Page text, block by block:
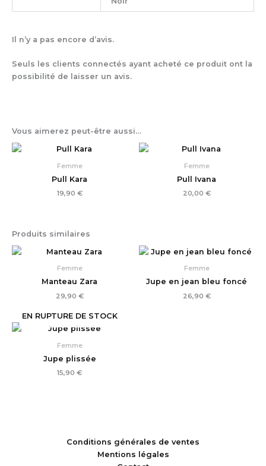
Il n’y a pas encore d’avis.
Seuls les clients connectés ayant acheté ce produit ont la
possibilité de laisser un avis.
Vous aimerez peut-être aussi…
Femme
Pull Kara
19,90 €
Femme
Pull Ivana
20,00 €
Produits similaires
Femme
Manteau Zara
29,90 €
Femme
Jupe en jean bleu foncé
26,90 €
EN RUPTURE DE STOCK
Femme
Jupe plissée
15,90 €
Conditions générales de ventes
Mentions légales